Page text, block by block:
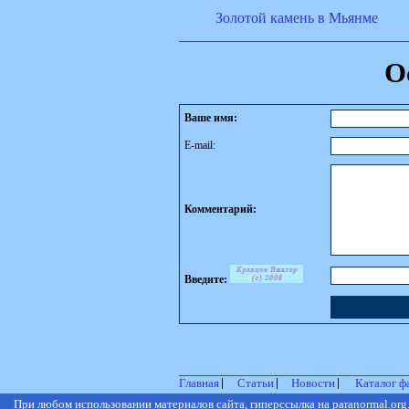
Золотой камень в Мьянме
Ваше имя:
E-mail:
Комментарий:
Введите:
Главная Статьи Новости
Каталог
При любом использовании материалов сайта, гиперссылка на